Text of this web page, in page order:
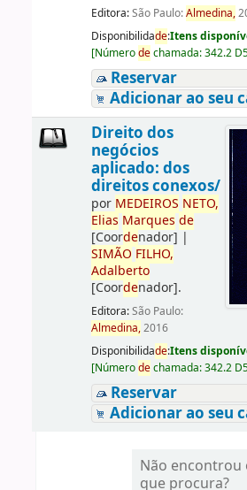
Editora:São Paulo:Almedina,
Disponibilidade:Itens
[Númerodechamada:342.2
Reservar
Adicionar ao seu
Direito dos
negócios
aplicado: dos
direitos conexos/
por MEDEIROS NETO,
Elias Marques de
[Coordenador] |
SIMÃO FILHO,
Adalberto
[Coordenador].
Editora:São Paulo:
Almedina,2016
Disponibilidade:Itens
[Númerodechamada:342.2
Reservar
Adicionar ao seu
Não encontrou
que procura?